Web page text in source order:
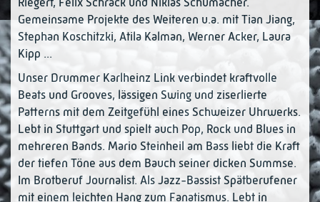
Riegert, Felix Schrack und Niklas Schumacher.
Gemeinsame Projekte des Weiteren u.a. mit Tian Jiang,
Stephan Koschitzki, Atila Kalman, Werner Acker, Laura
Kipp ...
Unser Drummer Karlheinz Link verbindet kraftvolle
Beats und Grooves, lässigen Swing und ziserlierte
Patterns mit dem Zeitgefühl eines Schweizer Uhrwerks.
Lebt in Stuttgart und spielt auch Pop, Rock und Blues in
mehreren Bands. Mario Steinheil am Bass liebt die Kraft
der tiefen Töne aus dem Bauch seiner dicken Summse.
Im Brotberuf Journalist. Als Jazz-Bassist Spätberufener
mit einem leichten Hang zum Fanatismus. Lebt in